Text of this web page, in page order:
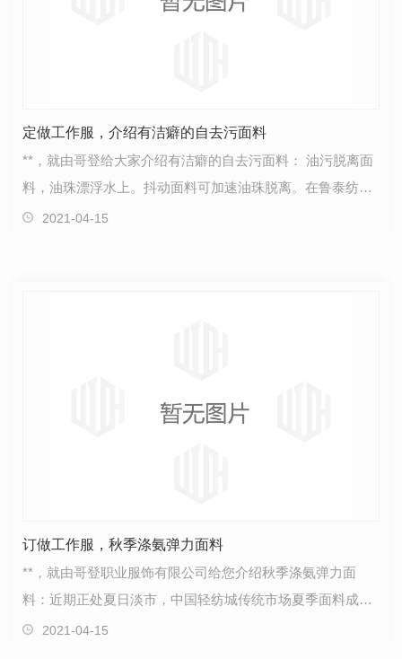
定做工作服，介绍有洁癖的自去污面料
**，就由哥登给大家介绍有洁癖的自去污面料： 油污脱离面
料，油珠漂浮水上。抖动面料可加速油珠脱离。在鲁泰纺织
集团的科技展厅里，笔者被一款自去污面料所…
2021-04-15
订做工作服，秋季涤氨弹力面料
**，就由哥登职业服饰有限公司给您介绍秋季涤氨弹力面
料：近期正处夏日淡市，中国轻纺城传统市场夏季面料成交
逐日萎缩，但秋季涤氨弹力面料挂样上市依然较多，成交…
2021-04-15